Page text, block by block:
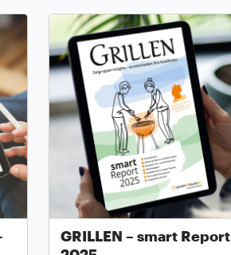
GRILLEN – smart Report